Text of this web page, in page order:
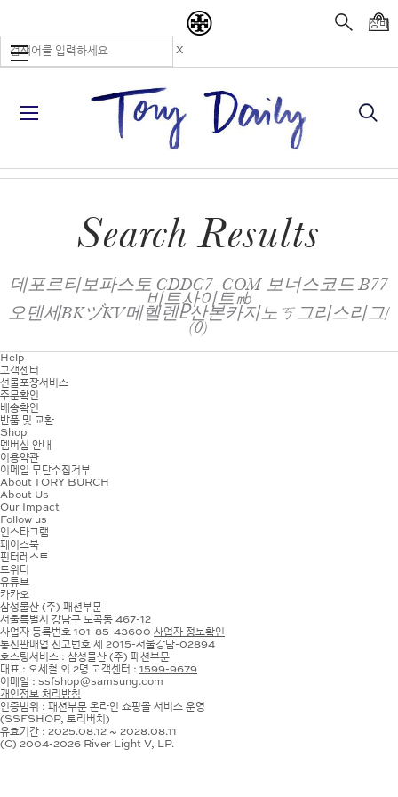
무료 배송 및 선물 포장 서비스 자세히 보기
장바
X
Search Results
데포르티보파스토 CDDC7_CОM 보너스코드 B77
비트사이트㏔
오덴세BKヅKV메헬렌Ⴒ산본카지노ㄎ그리스리그/
(0)
Help
고객센터
선물포장서비스
주문확인
배송확인
반품 및 교환
Shop
멤버십 안내
이용약관
이메일 무단수집거부
About TORY BURCH
About Us
Our Impact
Follow us
인스타그램
페이스북
핀터레스트
트위터
유튜브
카카오
삼성물산 (주) 패션부문
서울특별시 강남구 도곡동 467-12
사업자 등록번호 101-85-43600 사업자 정보확인
통신판매업 신고번호 제 2015-서울강남-02894
호스팅서비스 : 삼성물산 (주) 패션부문
대표 : 오세철 외 2명 고객센터 : 1599-9679
이메일 : ssfshop@samsung.com
개인정보 처리방침
인증범위 : 패션부문 온라인 쇼핑몰 서비스 운영
(SSFSHOP, 토리버치)
유효기간 : 2025.08.12 ~ 2028.08.11
(C) 2004-2026 River Light V, LP.